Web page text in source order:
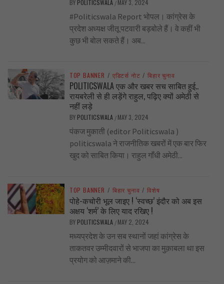
BY POLITICSWALA / MAY 3, 2024
#Politicswala Report भोपल। कांग्रेस के
प्रदेश अध्यक्ष जीतू पटवारी बड़बोले हैं। वे कहीं भी
कुछ भी बोल सकते हैं। अब...
TOP BANNER / एडिटर्स नोट / बिहार चुनाव
POLITICSWALA एक और खबर सच साबित हुई..
रायबरेली से ही लड़ेंगे राहुल, पढ़िए क्यों अमेठी से
नहीं लड़े
BY POLITICSWALA / MAY 3, 2024
पंकज मुकाती (editor Politicswala )
politicswala ने राजनीतिक खबरों में एक बार फिर
खुद को साबित किया। राहुल गाँधी अमेठी...
TOP BANNER / बिहार चुनाव / विशेष
पोहे-कचोरी भूल जाइए ! ‘स्वच्छ’ इंदौर को अब इस
अक्षय ‘शर्म’ के लिए याद रखिए !
BY POLITICSWALA / MAY 2, 2024
मध्यप्रदेश के उन सब स्थानों जहां कांग्रेस के
ताकतवर उम्मीदवारों से भाजपा का मुक़ाबला था इस
प्रयोग को आज़माने की...